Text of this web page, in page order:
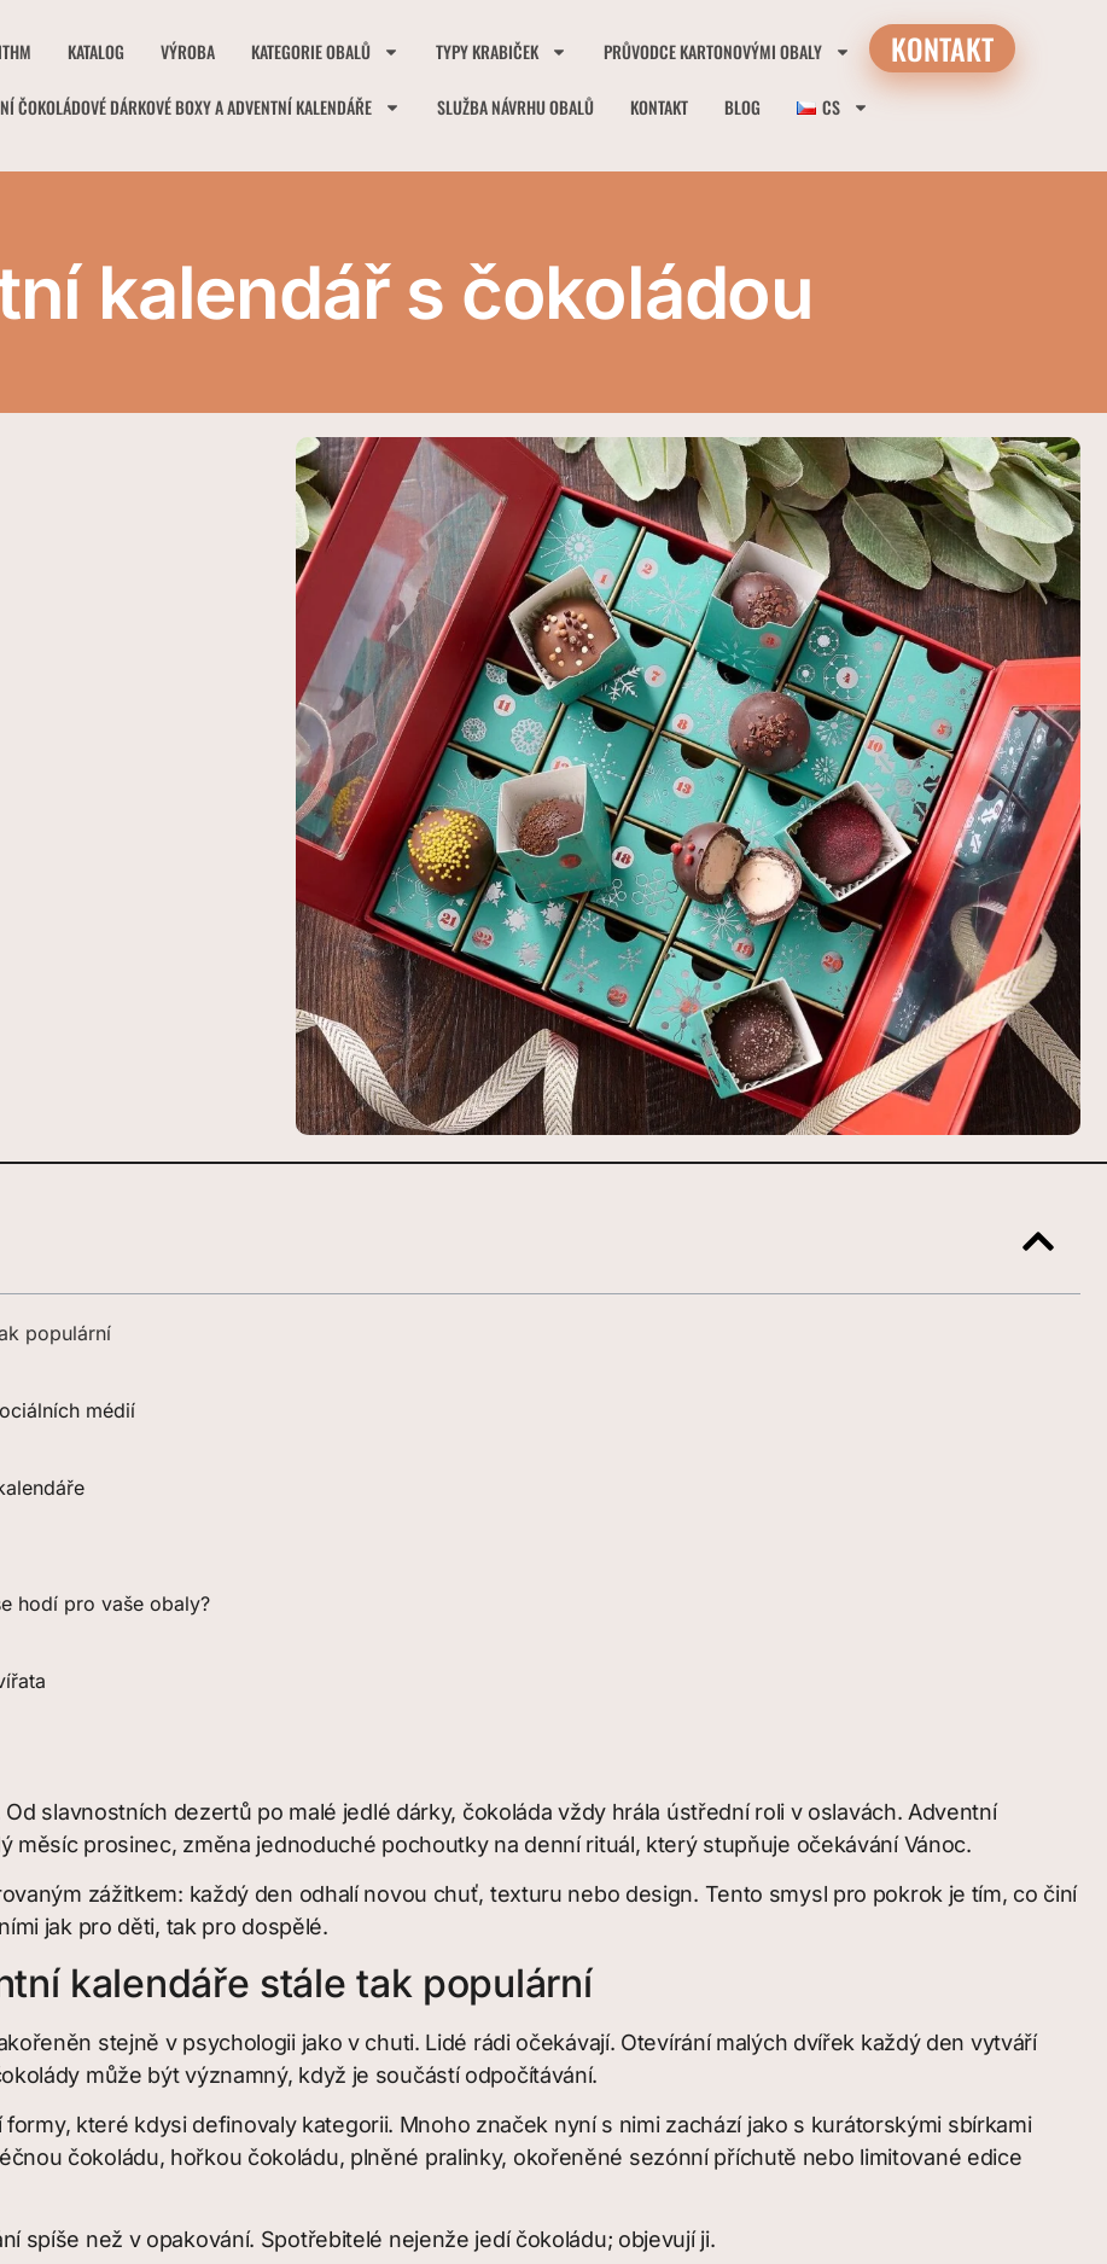
KATALOG VÝROBA KATEGORIE OBALŮ TYPY KRABIČEK PRŮVODCE KARTONOVÝMI OBALY
ČOKOLÁDOVÉ DÁRKOVÉ BOXY A ADVENTNÍ KALENDÁŘE SLUŽBA NÁVRHU OBALŮ KONTAKT BLOG CS
KONTAKT
kalendář s čokoládou
populární
médií
hodí pro vaše obaly?
slavnostních dezertů po malé jedlé dárky, čokoláda vždy hrála ústřední roli v oslavách. Adventní
měsíc prosinec, změna jednoduché pochoutky na denní rituál, který stupňuje očekávání Vánoc.
zážitkem: každý den odhalí novou chuť, texturu nebo design. Tento smysl pro pokrok je tím, co činí
jak pro děti, tak pro dospělé.
kalendáře stále tak populární
stejně v psychologii jako v chuti. Lidé rádi očekávají. Otevírání malých dvířek každý den vytváří
může být významný, když je součástí odpočítávání.
které kdysi definovaly kategorii. Mnoho značek nyní s nimi zachází jako s kurátorskými sbírkami
čokoládu, hořkou čokoládu, plněné pralinky, okořeněné sezónní příchutě nebo limitované edice
spíše než v opakování. Spotřebitelé nejenže jedí čokoládu; objevují ji.